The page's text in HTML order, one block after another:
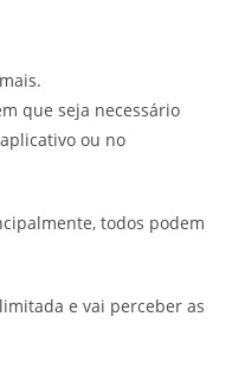
que seja necessário
ou no
todos podem
e vai perceber as